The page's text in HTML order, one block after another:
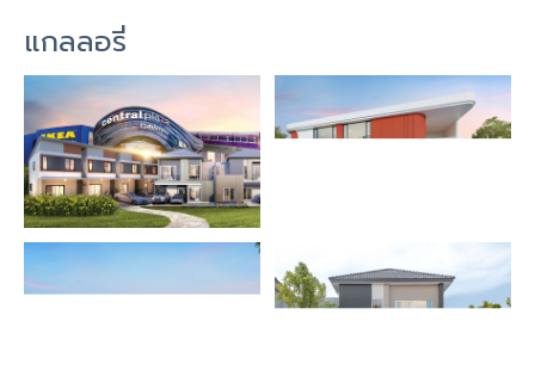
แกลลอรี่